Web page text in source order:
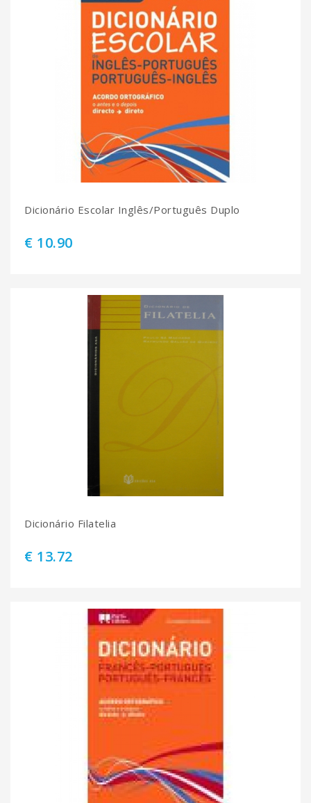
Dicionário Escolar Inglês/Português Duplo
€ 10.90
Dicionário Filatelia
€ 13.72